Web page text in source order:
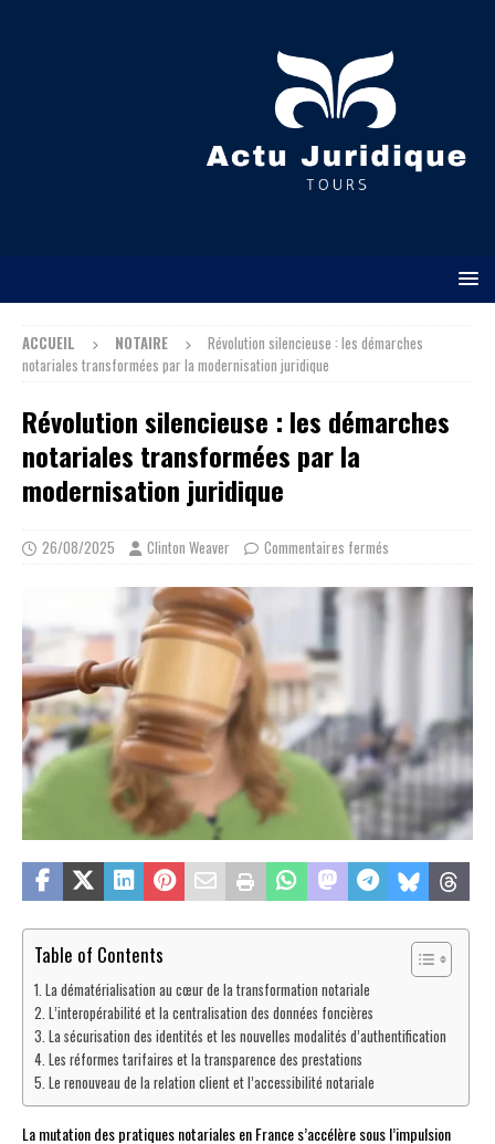
ACCUEIL NOTAIRE
Révolution silencieuse : les démarches
notariales transformées par la modernisation juridique
Révolution silencieuse : les démarches
notariales transformées par la
modernisation juridique
26/08/2025 Clinton Weaver Commentaires fermés
Table of Contents
La dématérialisation au cœur de la transformation notariale
L’interopérabilité et la centralisation des données foncières
La sécurisation des identités et les nouvelles modalités d’authentification
Les réformes tarifaires et la transparence des prestations
Le renouveau de la relation client et l’accessibilité notariale
La mutation des pratiques notariales en France s’accélère sous l’impulsion